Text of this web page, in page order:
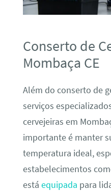
Conserto de
Mombaça CE
Além do conserto de
serviços
cervejeiras em
importante é manter
temperatura ideal,
estabelecimentos
está equipada para